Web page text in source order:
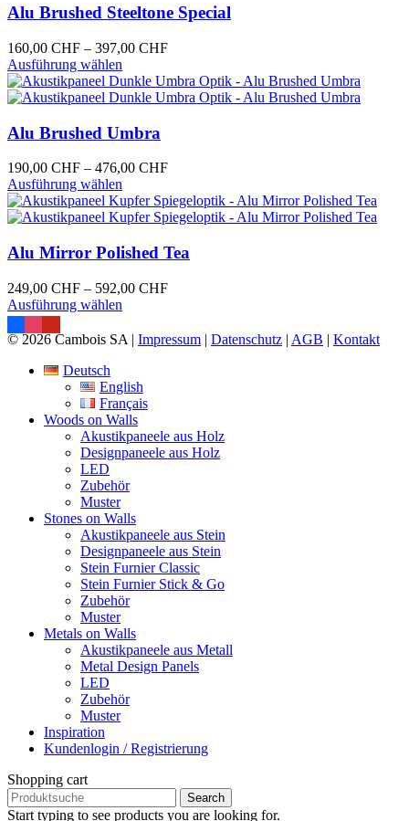
Varianten
auf.
Die
Optionen
können
auf
der
Produktseite
gewählt
Alu Brushed Steeltone Special
160,00 CHF – 397,00 CHFPreisspanne:
bis
397,00 CHF
Ausführung wählen
Produkt
weist
Varianten
auf.
Die
können
auf
der
Produktseite
gewählt
Alu Brushed Umbra
190,00 CHF – 476,00 CHFPreisspanne:
bis
476,00 CHF
Ausführung wählen
Produkt
weist
Varianten
auf.
Die
Optionen
können
auf
der
gewählt
werden
Alu Mirror Polished Tea
249,00 CHF – 592,00 CHFPreisspanne:
592,00 CHF
Ausführung wählen
weist
auf.
Die
Optionen
können
auf
Produktseite
werden
© 2026 Cambois SA | Impressum | Datenschutz | AGB | Kontakt
Deutsch
English
Français
Woods on Walls
Akustikpaneele aus Holz
Designpaneele aus Holz
LED
Zubehör
Muster
Stones on Walls
Akustikpaneele aus Stein
Designpaneele aus Stein
Stein Furnier Classic
Stein Furnier Stick & Go
Zubehör
Muster
Metals on Walls
Akustikpaneele aus Metall
Metal Design Panels
LED
Zubehör
Muster
Inspiration
Kundenlogin / Registrierung
Shopping cart
Search
Start typing to see products you are looking for.